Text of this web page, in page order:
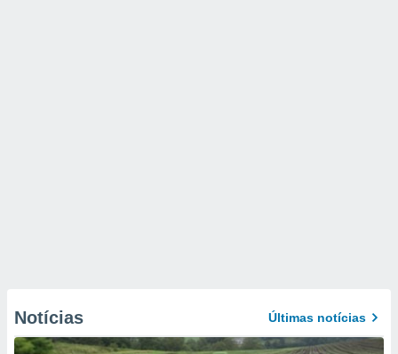
Notícias Últimas notícias